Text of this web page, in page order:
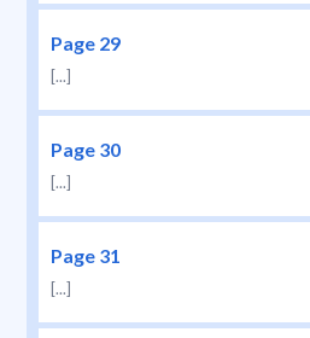
Page 29
[...]
Page 30
[...]
Page 31
[...]